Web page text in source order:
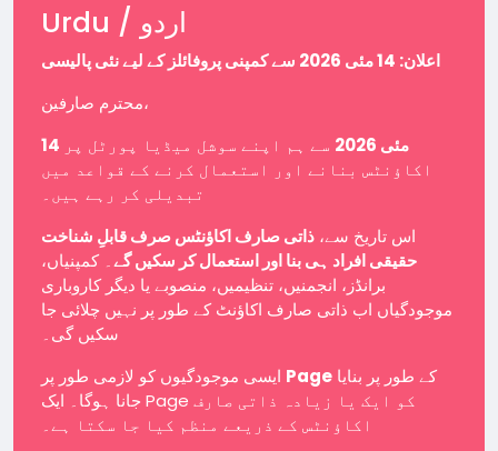
Urdu / اردو
اعلان: 14 مئی 2026 سے کمپنی پروفائلز کے لیے نئی پالیسی
محترم صارفین،
14 مئی 2026
سے ہم اپنے سوشل میڈیا پورٹل پر
اکاؤنٹس بنانے اور استعمال کرنے کے قواعد میں
تبدیلی کر رہے ہیں۔
اس تاریخ سے، ذاتی صارف اکاؤنٹس صرف قابلِ شناخت
حقیقی افراد ہی بنا اور استعمال کر سکیں گے۔ کمپنیاں،
برانڈز، انجمنیں، تنظیمیں، منصوبے یا دیگر کاروباری
موجودگیاں اب ذاتی صارف اکاؤنٹ کے طور پر نہیں چلائی جا
سکیں گی۔
Page
جانا ہوگا۔ ایک Page کو ایک یا زیادہ ذاتی صارف
اکاؤنٹس کے ذریعے منظم کیا جا سکتا ہے۔